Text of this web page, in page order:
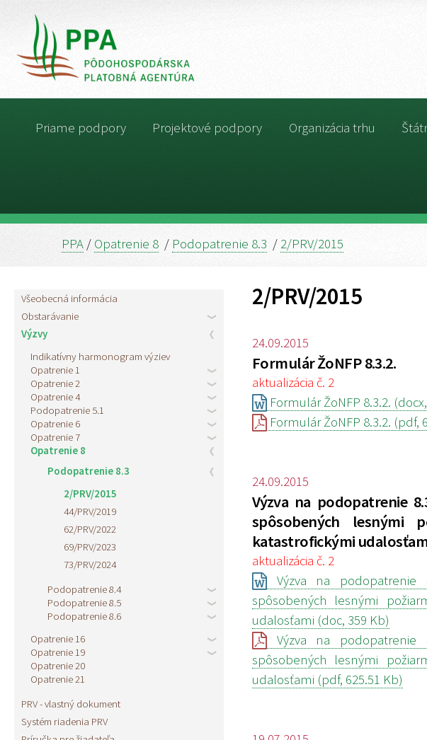
Priame podpory Projektové podpory Organizácia trhu
PPA / Opatrenie 8 / Podopatrenie 8.3 / 2/PRV/2015
Všeobecná informácia
Obstarávanie
Výzvy
Indikatívny harmonogram výziev
Opatrenie 1
Opatrenie 2
Opatrenie 4
Podopatrenie 5.1
Opatrenie 6
Opatrenie 7
Opatrenie 8
Podopatrenie 8.3
2/PRV/2015
44/PRV/2019
62/PRV/2022
69/PRV/2023
73/PRV/2024
Podopatrenie 8.4
Podopatrenie 8.5
Podopatrenie 8.6
Opatrenie 16
Opatrenie 19
Opatrenie 20
Opatrenie 21
PRV - vlastný dokument
Systém riadenia PRV
2/PRV/2015
24.09.2015
Formulár ŽoNFP 8.3.2.
aktualizácia č. 2
Formulár ŽoNFP 8.3.2.
Formulár ŽoNFP 8.3.2. (pdf,
24.09.2015
Výzva na podopatrenie
spôsobených lesnými
katastrofickými
aktualizácia č. 2
Výzva na
spôsobených lesnými
udalosťami (doc, 359 Kb)
Výzva na
spôsobených lesnými
udalosťami (pdf, 625.51 Kb)